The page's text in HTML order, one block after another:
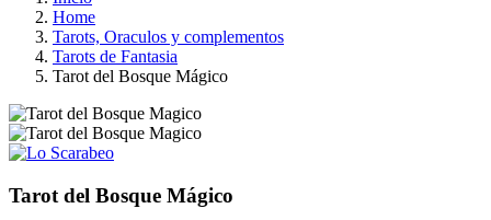
Home
Tarots, Oraculos y complementos
Tarots de Fantasia
Tarot del Bosque Mágico
Tarot del Bosque Mágico